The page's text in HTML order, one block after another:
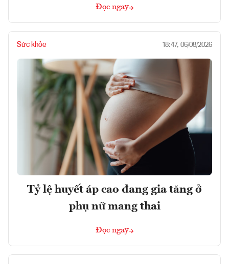
Đọc ngay
Sức khỏe 18:47, 06/08/2026
Tỷ lệ huyết áp cao đang gia tăng ở
phụ nữ mang thai
Đọc ngay